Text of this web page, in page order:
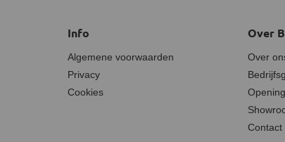
Info
Algemene voorwaarden
Privacy
Cookies
Over
Over
Contact